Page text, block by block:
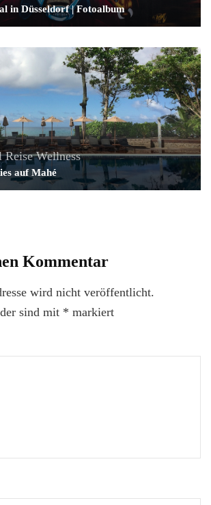
in Düsseldorf | Fotoalbum
Reise Wellness
auf Mahé
Kommentar
wird nicht veröffentlicht.
sind mit * markiert